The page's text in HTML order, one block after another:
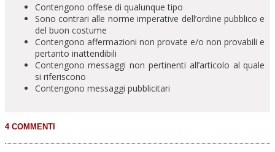
Contengono offese di qualunque tipo
Sono contrari alle norme imperative dell’ordine pubblico e
del buon costume
Contengono affermazioni non provate e/o non provabili e
pertanto inattendibili
Contengono messaggi non pertinenti all’articolo al quale
si riferiscono
Contengono messaggi pubblicitari